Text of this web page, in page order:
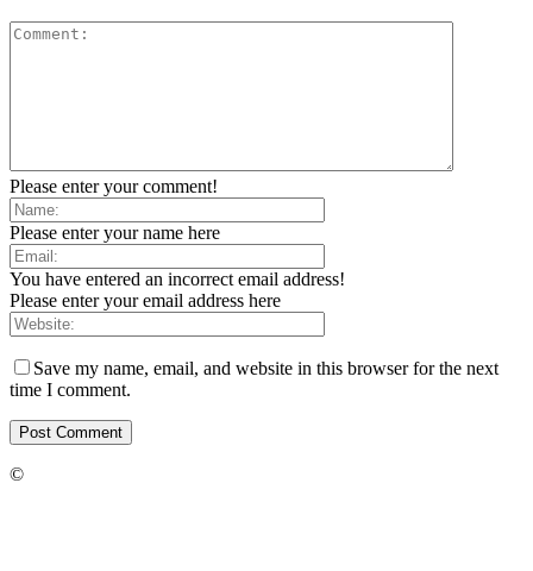
Please enter your comment!
Please enter your name here
You have entered an incorrect email address!
Please enter your email address here
Save my name, email, and website in this browser for the next
time I comment.
©